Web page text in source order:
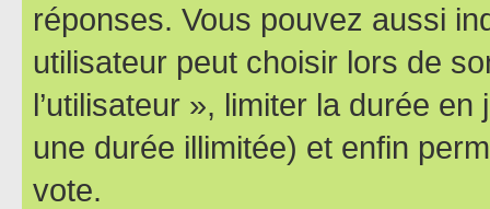
réponses. Vous pouvez aussi
utilisateur peut choisir lors de
l’utilisateur », limiter la durée
une durée illimitée) et enfin
vote.